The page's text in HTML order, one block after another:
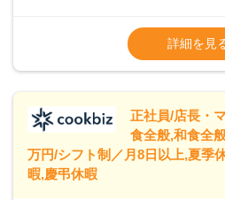
います。私たちは、多様な働き方
に合わせた柔軟な勤務時間や働き
います。
※残業代全額支給
※経験に応じて応
給245,800円～②
詳細を見
正社員/店長・
食全般,和食全
万円/シフト制／月8日以上,夏季
暇,慶弔休暇